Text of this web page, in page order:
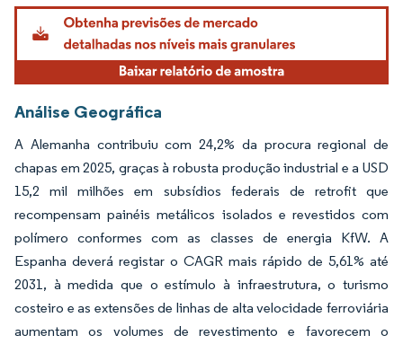
Análise Geográfica
A Alemanha contribuiu com 24,2% da procura regional de
chapas em 2025, graças à robusta produção industrial e a USD
15,2 mil milhões em subsídios federais de retrofit que
recompensam painéis metálicos isolados e revestidos com
polímero conformes com as classes de energia KfW. A
Espanha deverá registar o CAGR mais rápido de 5,61% até
2031, à medida que o estímulo à infraestrutura, o turismo
costeiro e as extensões de linhas de alta velocidade ferroviária
aumentam os volumes de revestimento e favorecem o